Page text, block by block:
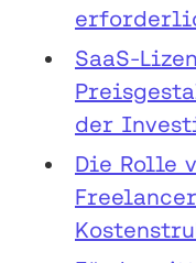
SaaS-
der
Die Rolle